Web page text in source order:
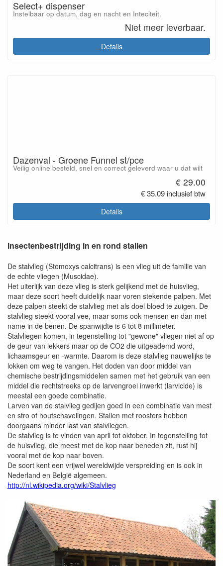
Select+ dispenser
Instelbaar op datum, dag en nacht en Inteciteit.
Niet meer leverbaar.
Details
Dazenval - Groene Funnel st/pce
Veilig online besteld, snel en correct geleverd waar u dat wilt
€ 29.00
€ 35.09 inclusief btw
Details
Insectenbestrijding in en rond stallen
De stalvlieg (Stomoxys calcitrans) is een vlieg uit de familie van
de echte vliegen (Muscidae).
Het uiterlijk van deze vlieg is sterk gelijkend met de huisvlieg,
maar deze soort heeft duidelijk naar voren stekende palpen. Met
deze palpen steekt de stalvlieg met als doel bloed te zuigen. De
stalvlieg steekt vooral vee, maar soms ook mensen en dan met
name in de benen. De spanwijdte is 6 tot 8 millimeter.
Stalvliegen komen, in tegenstelling tot "gewone" vliegen niet af op
de geur van lekkers maar op de CO2 die uitgeademd word,
lichaamsgeur en -warmte. Daarom is deze stalvlieg nauwelijks te
lokken om weg te vangen. Het doden van door middel van
chemische bestrijdingsmiddelen samen met het gebruik van een
middel die rechtstreeks op de larvengroei inwerkt (larvicide) is
meestal een goede combinatie.
Larven van de stalvlieg gedijen goed in een combinatie van mest
en stro of houtschavelingen. Stallen met roosters hebben
doorgaans minder last van stalvliegen.
De stalvlieg is te vinden van april tot oktober. In tegenstelling tot
de huisvlieg, die meest met de kop naar beneden zit, rust hij
vooral met de kop naar boven.
De soort kent een vrijwel wereldwijde verspreiding en is ook in
Nederland en België algemeen.
http://nl.wikipedia.org/wiki/Stalvlieg